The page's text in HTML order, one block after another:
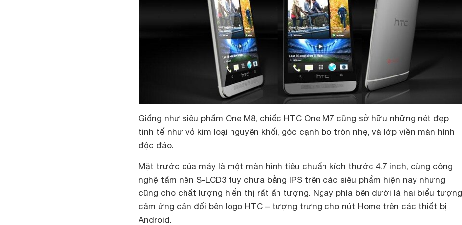
Giống như siêu phẩm One M8, chiếc HTC One M7 cũng sở hữu những nét đẹp
tinh tế như vỏ kim loại nguyên khối, góc cạnh bo tròn nhẹ, và lớp viền màn hình
độc đáo.
Mặt trước của máy là một màn hình tiêu chuẩn kích thước 4.7 inch, cùng công
nghệ tấm nền S-LCD3 tuy chưa bằng IPS trên các siêu phẩm hiện nay nhưng
cũng cho chất lượng hiển thị rất ấn tượng. Ngay phía bên dưới là hai biểu tượng
cảm ứng cân đối bên logo HTC – tượng trưng cho nút Home trên các thiết bị
Android.